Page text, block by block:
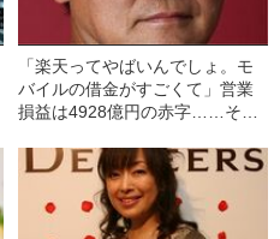
「楽天ってやばいんでしょ。モ
バイルの借金がすごくて」営業
損益は4928億円の赤字……それ
ルの成功」を信じる理由